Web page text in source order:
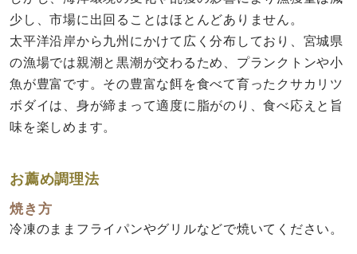
少し、市場に出回ることはほとんどありません。
太平洋沿岸から九州にかけて広く分布しており、宮城県
の漁場では親潮と黒潮が交わるため、プランクトンや小
魚が豊富です。その豊富な餌を食べて育ったクサカリツ
ボダイは、身が締まって適度に脂がのり、食べ応えと旨
味を楽しめます。
お薦め調理法
焼き方
冷凍のままフライパンやグリルなどで焼いてください。